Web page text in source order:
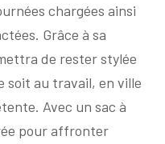
chargées ainsi
Grâce à sa
de rester stylée
soit au travail, en ville
Avec un sac à
pour affronter